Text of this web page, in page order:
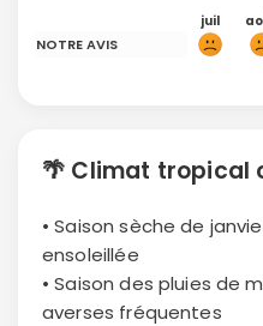
juil
NOTRE AVIS
🌴 Climat tropical
• Saison sèche de
ensoleillée
• Saison des pluies de
averses fréquentes